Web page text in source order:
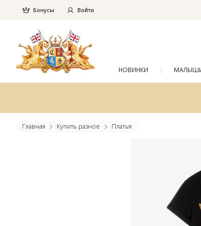
Бонусы Войти
НОВИНКИ
Главная Купить разное Платья